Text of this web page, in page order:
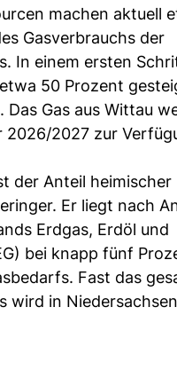
machen aktuell
Gasverbrauchs der
In einem ersten
50 Prozent
Das Gas aus Wittau
2026/2027 zur
der Anteil heimischer
Er liegt nach
Erdgas, Erdöl und
bei knapp fünf
Fast das
wird in Niedersachsen